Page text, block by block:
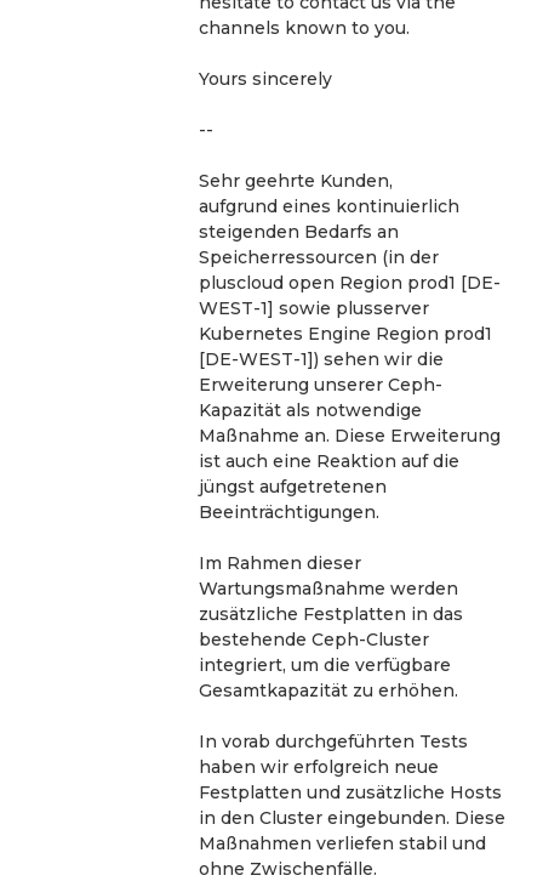
channels known to you.
Yours sincerely
--
Sehr geehrte Kunden,
aufgrund eines kontinuierlich
steigenden Bedarfs an
Speicherressourcen (in der
pluscloud open Region prod1 [DE-
WEST-1] sowie plusserver
Kubernetes Engine Region prod1
[DE-WEST-1]) sehen wir die
Erweiterung unserer Ceph-
Kapazität als notwendige
Maßnahme an. Diese Erweiterung
ist auch eine Reaktion auf die
jüngst aufgetretenen
Beeinträchtigungen.
Im Rahmen dieser
Wartungsmaßnahme werden
zusätzliche Festplatten in das
bestehende Ceph-Cluster
integriert, um die verfügbare
Gesamtkapazität zu erhöhen.
In vorab durchgeführten Tests
haben wir erfolgreich neue
Festplatten und zusätzliche Hosts
in den Cluster eingebunden. Diese
Maßnahmen verliefen stabil und
ohne Zwischenfälle.